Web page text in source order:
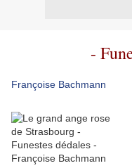
-
Françoise Bachmann